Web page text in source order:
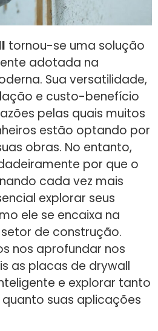
tornou-se uma solução
adotada na
Sua versatilidade,
e custo-benefício
pelas quais muitos
estão optando por
obras. No entanto,
por que o
cada vez mais
explorar seus
ele se encaixa na
de construção.
nos aprofundar nos
as placas de drywall
e explorar tanto
suas aplicações